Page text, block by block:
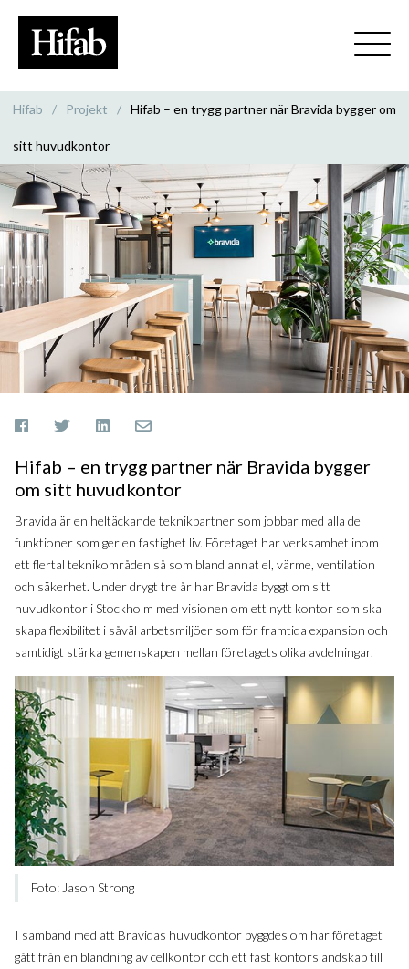
Hifab / Projekt / Hifab – en trygg partner när Bravida bygger om
sitt huvudkontor
Hifab – en trygg partner när Bravida bygger
om sitt huvudkontor
Bravida är en heltäckande teknikpartner som jobbar med alla de
funktioner som ger en fastighet liv. Företaget har verksamhet inom
ett flertal teknikområden så som bland annat el, värme, ventilation
och säkerhet. Under drygt tre år har Bravida byggt om sitt
huvudkontor i Stockholm med visionen om ett nytt kontor som ska
skapa flexibilitet i såväl arbetsmiljöer som för framtida expansion och
samtidigt stärka gemenskapen mellan företagets olika avdelningar.
Foto: Jason Strong
I samband med att Bravidas huvudkontor byggdes om har företaget
gått från en blandning av cellkontor och ett fast kontorslandskap till